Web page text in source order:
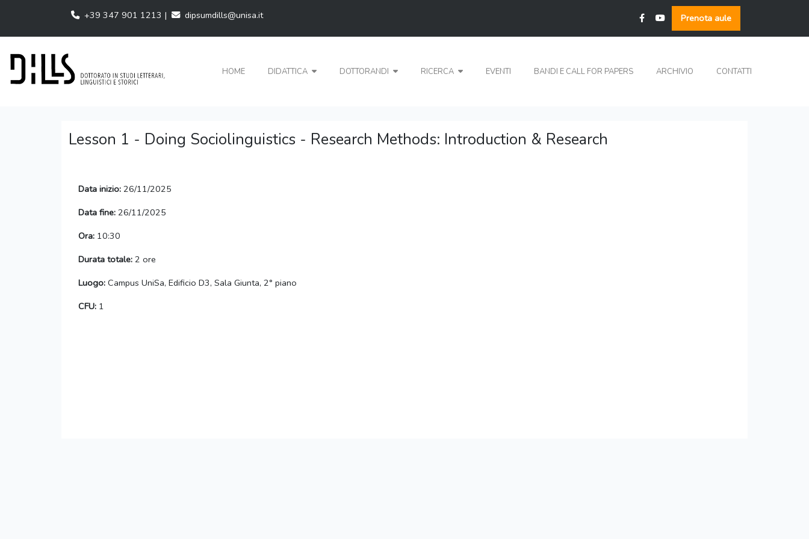
+39 347 901 1213 | dipsumdills@unisa.it Prenota aule
HOME DIDATTICA DOTTORANDI RICERCA EVENTI BANDI E CALL FOR PAPERS ARCHIVIO CONTATTI
Lesson 1 - Doing Sociolinguistics - Research Methods: Introduction & Research
Data inizio: 26/11/2025
Data fine: 26/11/2025
Ora: 10:30
Durata totale: 2 ore
Luogo: Campus UniSa, Edificio D3, Sala Giunta, 2° piano
CFU: 1